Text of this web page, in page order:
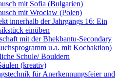
mit Sofia (Bulgarien)
mit Wroclaw (Polen)
innerhalb der Jahrgangs 16: Ein
einüben
mit der Bhekbantu-Secondary
u.a. mit Kochaktion)
Schule/ Bouldern
(kreativ)
für Anerkennungsfeier und